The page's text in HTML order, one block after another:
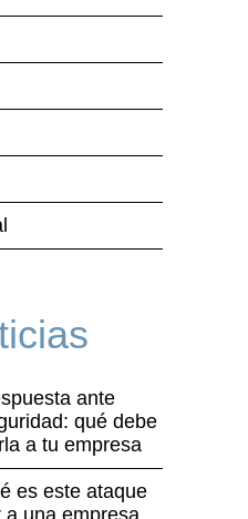
ante
qué debe
a tu empresa
es este ataque
a una empresa